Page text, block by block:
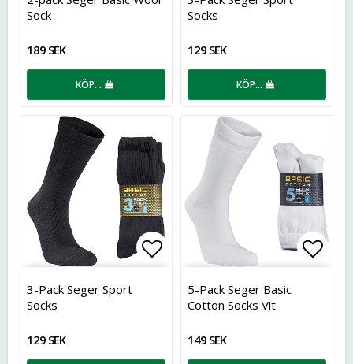
Sock
189 SEK
KÖP…
Socks
129 SEK
KÖP…
Lägg till i favoritlistan
3-Pack Seger Sport
Socks
129 SEK
5-Pack Seger Basic
Cotton Socks Vit
149 SEK